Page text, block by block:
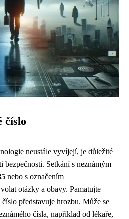
číslo
neustále vyvíjejí, je důležité
Setkání s neznámým
nebo s označením
otázky a obavy. Pamatujte
představuje hrozbu. Může se
čísla, například od lékaře,